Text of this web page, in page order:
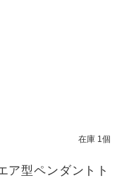
在庫 1個
型ペンダントト